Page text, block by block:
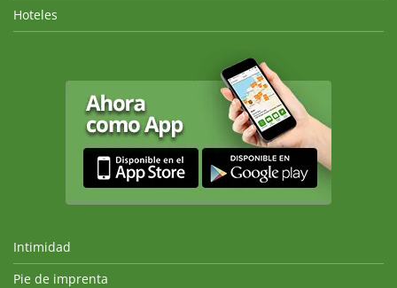
Hoteles
Intimidad
Pie de imprenta